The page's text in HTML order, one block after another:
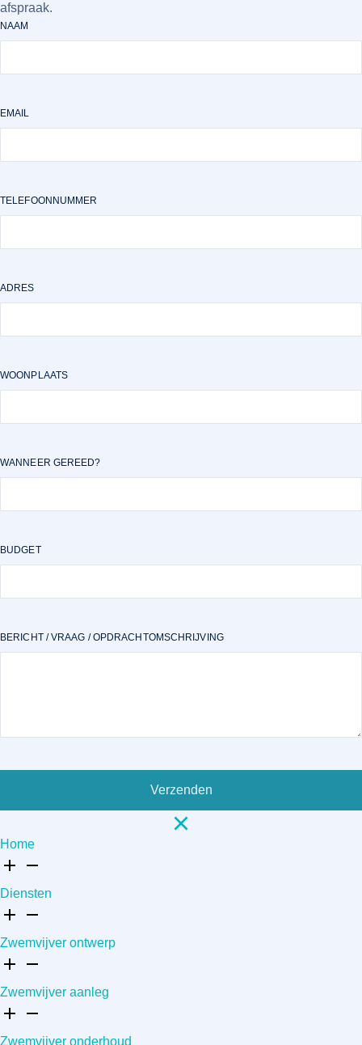
afspraak.
NAAM
EMAIL
TELEFOONNUMMER
ADRES
WOONPLAATS
WANNEER GEREED?
BUDGET
BERICHT / VRAAG / OPDRACHTOMSCHRIJVING
Verzenden
Home
Diensten
Zwemvijver ontwerp
Zwemvijver aanleg
Zwemvijver onderhoud